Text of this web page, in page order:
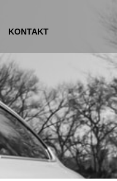
KONTAKT